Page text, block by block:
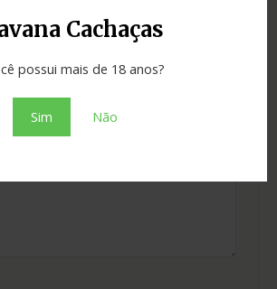
Cachaças
possui mais de 18 anos?
Sim Não
são marcados com